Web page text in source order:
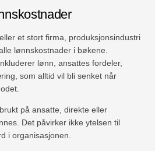
et stort firma, produksjonsindustri
lønnskostnader i bøkene.
lønn, ansattes fordeler,
som alltid vil bli senket når
på ansatte, direkte eller
Det påvirker ikke ytelsen til
i organisasjonen.